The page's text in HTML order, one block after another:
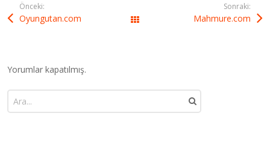
Önceki:
Oyungutan.com
Sonraki:
Mahmure.com
Yorumlar kapatılmış.